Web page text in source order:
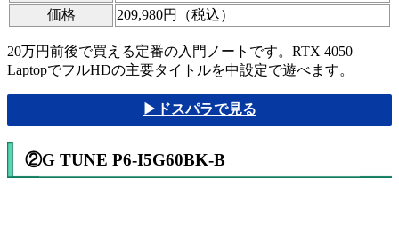
価格
209,980円（税込）
20万円前後で買える定番の入門ノートです。RTX 4050
LaptopでフルHDの主要タイトルを中設定で遊べます。
▶ドスパラで見る
②G TUNE P6-I5G60BK-B